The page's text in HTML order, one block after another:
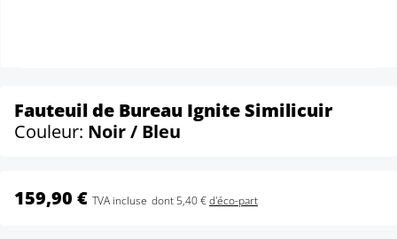
Fauteuil de Bureau Ignite Similicuir
Couleur: Noir / Bleu
159,90 € TVA incluse dont 5,40 €d'éco-part